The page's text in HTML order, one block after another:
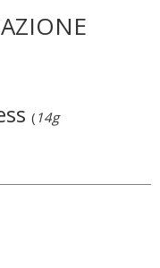
( 14g